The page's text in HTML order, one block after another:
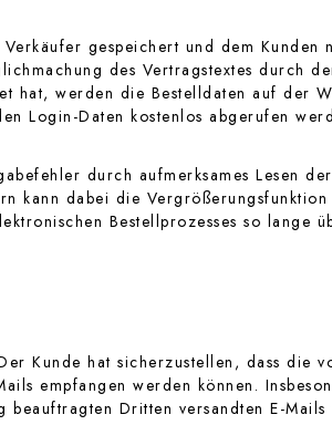
gespeichert und dem Kunden
des Vertragstextes durch
hat, werden die Bestelldaten auf der
Login-Daten kostenlos abgerufen
durch aufmerksames Lesen
kann dabei die Vergrößerungsfunktion
Bestellprozesses so lange
Kunde hat sicherzustellen, dass die
empfangen werden können.
Dritten versandten E-Mails